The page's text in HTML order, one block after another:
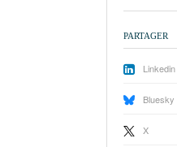
PARTAGER
Linkedin
Bluesky
X